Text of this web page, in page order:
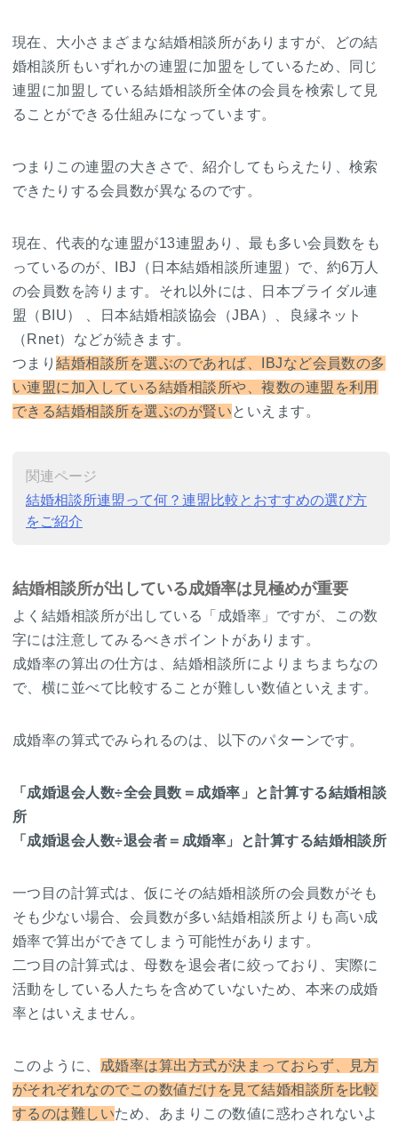
現在、大小さまざまな結婚相談所がありますが、どの結
婚相談所もいずれかの連盟に加盟をしているため、同じ
連盟に加盟している結婚相談所全体の会員を検索して見
ることができる仕組みになっています。
つまりこの連盟の大きさで、紹介してもらえたり、検索
できたりする会員数が異なるのです。
現在、代表的な連盟が13連盟あり、最も多い会員数をも
っているのが、IBJ（日本結婚相談所連盟）で、約6万人
の会員数を誇ります。それ以外には、日本ブライダル連
盟（BIU） 、日本結婚相談協会（JBA）、良縁ネット
（Rnet）などが続きます。
つまり結婚相談所を選ぶのであれば、IBJなど会員数の多
い連盟に加入している結婚相談所や、複数の連盟を利用
できる結婚相談所を選ぶのが賢いといえます。
関連ページ
結婚相談所連盟って何？連盟比較とおすすめの選び方
をご紹介
結婚相談所が出している成婚率は見極めが重要
よく結婚相談所が出している「成婚率」ですが、この数
字には注意してみるべきポイントがあります。
成婚率の算出の仕方は、結婚相談所によりまちまちなの
で、横に並べて比較することが難しい数値といえます。
成婚率の算式でみられるのは、以下のパターンです。
「成婚退会人数÷全会員数＝成婚率」と計算する結婚相談
所
「成婚退会人数÷退会者＝成婚率」と計算する結婚相談所
一つ目の計算式は、仮にその結婚相談所の会員数がそも
そも少ない場合、会員数が多い結婚相談所よりも高い成
婚率で算出ができてしまう可能性があります。
二つ目の計算式は、母数を退会者に絞っており、実際に
活動をしている人たちを含めていないため、本来の成婚
率とはいえません。
このように、
成婚率は算出方式が決まっておらず、見方
がそれぞれなのでこの数値だけを見て結婚相談所を比較
するのは難しいため、あまりこの数値に惑わされないよ